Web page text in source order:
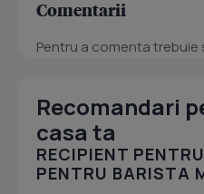
Comentarii
Pentru a comenta
Recomandari
casa ta
RECIPIENT
PENTRU BARISTA